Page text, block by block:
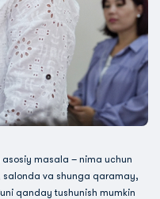
masala – nima uchun
va shunga qaramay,
qanday tushunish mumkin